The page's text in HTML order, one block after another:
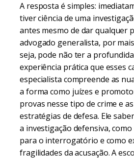
A resposta é simples:
tiver ciência de uma
antes mesmo de dar qualquer
advogado generalista, por
seja, pode não ter a
experiência prática que esses
especialista compreende as
a forma como juízes e
provas nesse tipo de crime e
estratégias de defesa. Ele
a investigação defensiva,
para o interrogatório e como
fragilidades da acusação. A